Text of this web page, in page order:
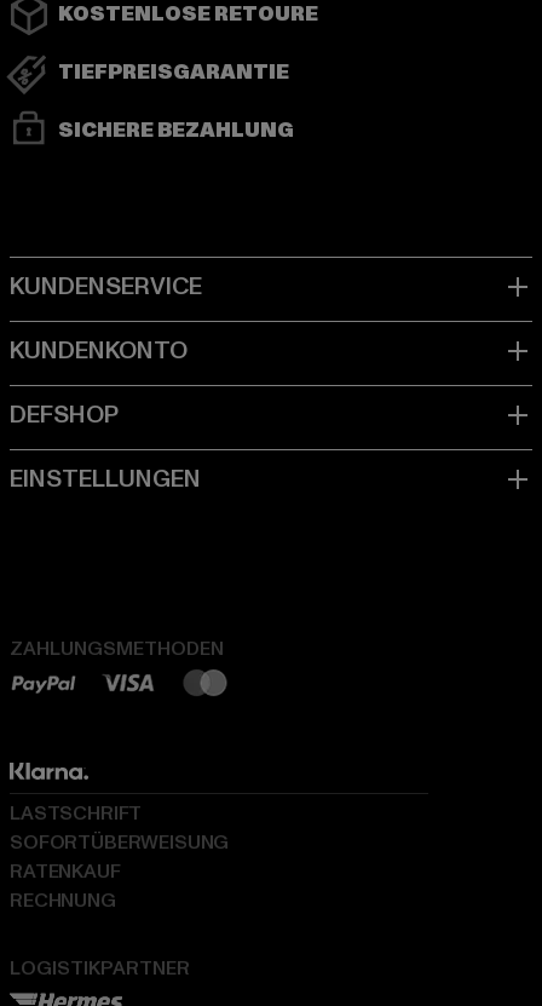
KOSTENLOSE RETOURE
TIEFPREISGARANTIE
SICHERE BEZAHLUNG
ZAHLUNGSMETHODEN
LOGISTIKPARTNER
LASTSCHRIFT
SOFORTÜBERWEISUNG
RATENKAUF
RECHNUNG